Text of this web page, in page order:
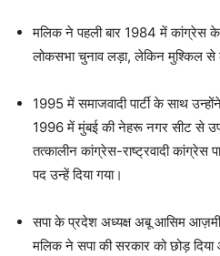
मलिक ने पहली बार 1984 में कांग्रेस
लोकसभा चुनाव लड़ा, लेकिन मुश्किल
1995 में समाजवादी पार्टी के साथ
1996 में मुंबई की नेहरू नगर सीट से
तत्कालीन कांग्रेस-राष्ट्रवादी कांग्रेस
पद उन्हें दिया गया।
सपा के प्रदेश अध्यक्ष अबू आसिम
मलिक ने सपा की सरकार को छोड़